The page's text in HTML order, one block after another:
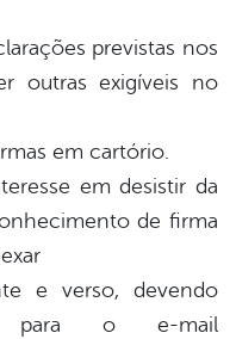
previstas nos
outras exigíveis no
em cartório.
em desistir da
de firma
e verso, devendo
para o e-mail